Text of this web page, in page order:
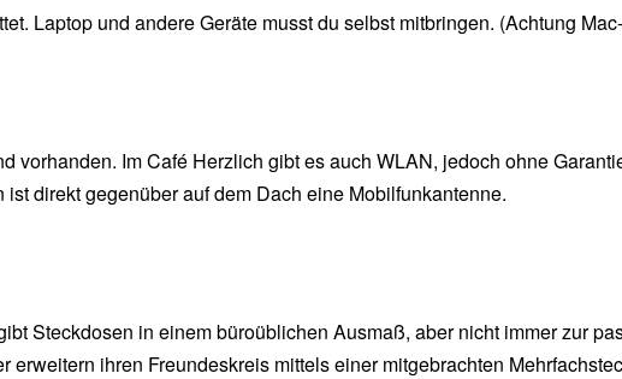
Laptop und andere Geräte musst du selbst mitbringen. (Achtung
vorhanden. Im Café Herzlich gibt es auch WLAN, jedoch ohne
direkt gegenüber auf dem Dach eine Mobilfunkantenne.
Steckdosen in einem büroüblichen Ausmaß, aber nicht immer zur
ihren Freundeskreis mittels einer mitgebrachten